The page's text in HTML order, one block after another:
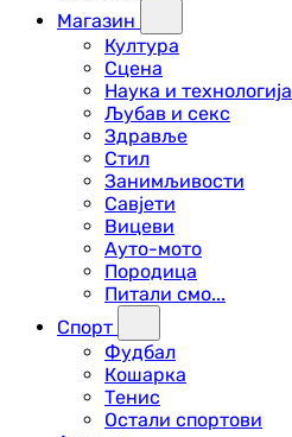
Магазин
Култура
Сцена
Наука и технологија
Љубав и секс
Здравље
Стил
Занимљивости
Савјети
Вицеви
Ауто-мото
Породица
Питали смо...
Спорт
Фудбал
Кошарка
Тенис
Остали спортови